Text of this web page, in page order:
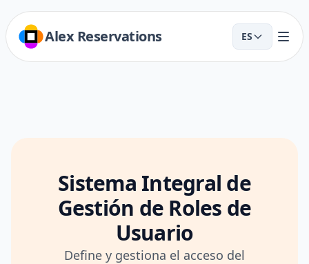
Alex Reservations ES
Sistema Integral de
Gestión de Roles de
Usuario
Define y gestiona el acceso del